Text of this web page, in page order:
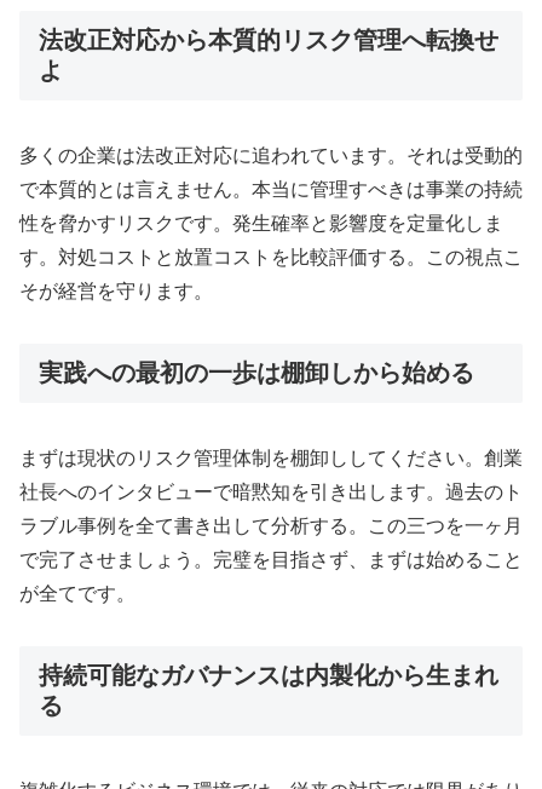
法改正対応から本質的リスク管理へ転換せ
よ
多くの企業は法改正対応に追われています。それは受動的
で本質的とは言えません。本当に管理すべきは事業の持続
性を脅かすリスクです。発生確率と影響度を定量化しま
す。対処コストと放置コストを比較評価する。この視点こ
そが経営を守ります。
実践への最初の一歩は棚卸しから始める
まずは現状のリスク管理体制を棚卸ししてください。創業
社長へのインタビューで暗黙知を引き出します。過去のト
ラブル事例を全て書き出して分析する。この三つを一ヶ月
で完了させましょう。完璧を目指さず、まずは始めること
が全てです。
持続可能なガバナンスは内製化から生まれ
る